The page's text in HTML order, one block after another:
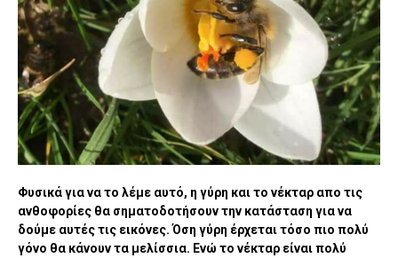
Φυσικά για να το λέμε αυτό, η γύρη και το νέκταρ απο τις
ανθοφορίες θα σηματοδοτήσουν την κατάσταση για να
δούμε αυτές τις εικόνες. Όση γύρη έρχεται τόσο πιο πολύ
γόνο θα κάνουν τα μελίσσια. Ενώ το νέκταρ είναι πολύ